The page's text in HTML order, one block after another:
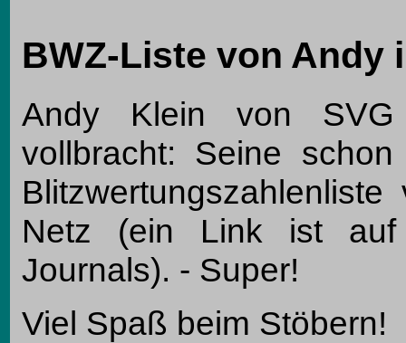
BWZ-Liste von Andy
Andy Klein von
vollbracht: Seine
Netz (ein Link ist auf
Journals). - Super!
Viel Spaß beim Stöbern!